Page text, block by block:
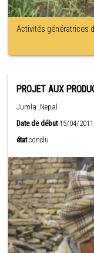
Activités génératrices
PROJET AUX
Jumla ,Nepal
Date de début15/04/2011
état conclu